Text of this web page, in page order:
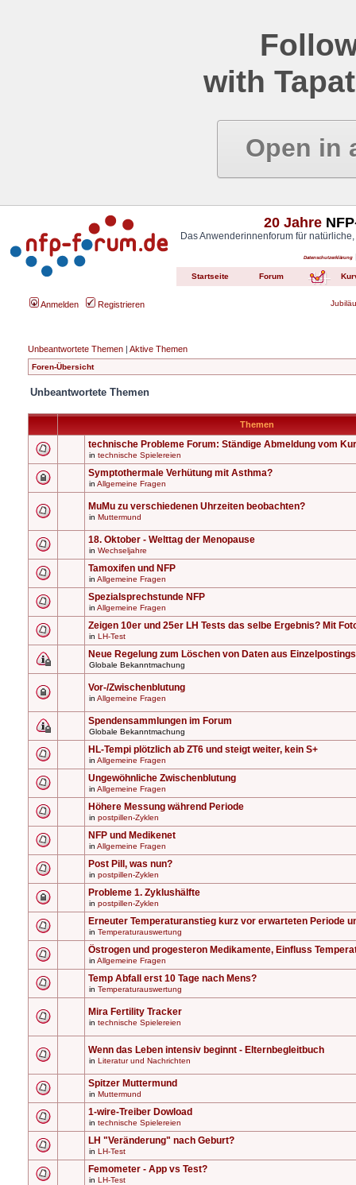
with
Open in
20 Jahre
Das Anwenderinnenforum für
Datenschutzerklärung
Startseite Forum
Anmelden Registrieren
Unbeantwortete Themen | Aktive Themen
Foren-Übersicht
Unbeantwortete Themen
Themen
technische Probleme Forum: Ständige Abmeldung vom
in technische Spielereien
Symptothermale Verhütung mit Asthma?
in Allgemeine Fragen
MuMu zu verschiedenen Uhrzeiten beobachten?
in Muttermund
18. Oktober - Welttag der Menopause
in Wechseljahre
Tamoxifen und NFP
in Allgemeine Fragen
Spezialsprechstunde NFP
in Allgemeine Fragen
Zeigen 10er und 25er LH Tests das selbe Ergebnis? Mit
in LH-Test
Neue Regelung zum Löschen von Daten aus Einzelpostings
Globale Bekanntmachung
Vor-/Zwischenblutung
in Allgemeine Fragen
Spendensammlungen im Forum
Globale Bekanntmachung
HL-Tempi plötzlich ab ZT6 und steigt weiter, kein S+
in Allgemeine Fragen
Ungewöhnliche Zwischenblutung
in Allgemeine Fragen
Höhere Messung während Periode
in postpillen-Zyklen
NFP und Medikenet
in Allgemeine Fragen
Post Pill, was nun?
in postpillen-Zyklen
Probleme 1. Zyklushälfte
in postpillen-Zyklen
Erneuter Temperaturanstieg kurz vor erwarteten Periode
in Temperaturauswertung
Östrogen und progesteron Medikamente, Einfluss
in Allgemeine Fragen
Temp Abfall erst 10 Tage nach Mens?
in Temperaturauswertung
Mira Fertility Tracker
in technische Spielereien
Wenn das Leben intensiv beginnt - Elternbegleitbuch
in Literatur und Nachrichten
Spitzer Muttermund
in Muttermund
1-wire-Treiber Dowload
in technische Spielereien
LH "Veränderung" nach Geburt?
in LH-Test
Femometer - App vs Test?
in LH-Test